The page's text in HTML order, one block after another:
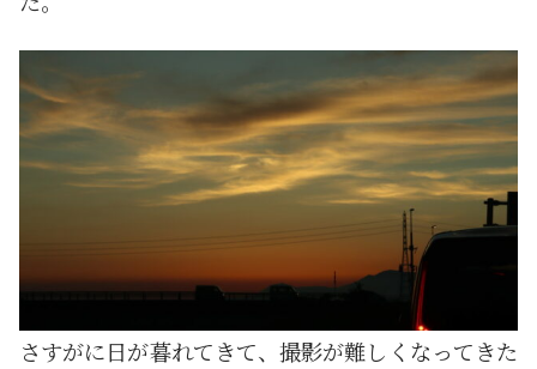
さすがに日が暮れてきて、撮影が難しくなってきた